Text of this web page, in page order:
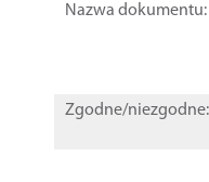
Nazwa dokumentu:
Zgodne/niezgodne: